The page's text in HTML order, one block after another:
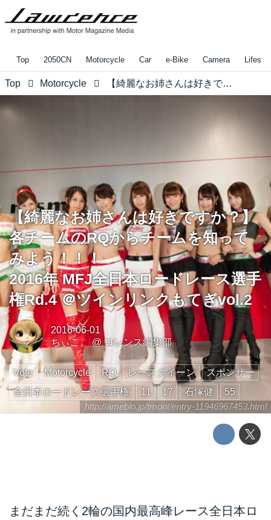
Top 2050CN Motorcycle Car e-Bike Camera
Top Motorcycle 【綺麗なお姉さんは好きですか？】 各チームのRQからチームを知ってみよう！！！ 2016年 MFJ全日本ロードレース選手権Rd.4 ＠ツインリンクもてぎvol.2
http://ameblo.jp/tmorit/entry-11946967453.html
【綺麗なお姉さんは好きですか？】
各チームのRQからチームを知って
みよう！！！
2016年 MFJ全日本ロードレース選手
権Rd.4 ＠ツインリンクもてぎvol.2
2016-06-01
ちぃこ。 @ ロレンス編集部
Vote Motorcycle RQ レースクイーン
スポンサー
全日本ロードレース選手権
11 17 石塚健 55
まだまだ続く2輪の国内最高峰レース全日本ロ